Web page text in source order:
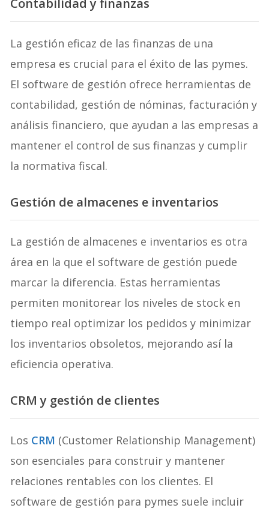
La gestión eficaz de las finanzas de una
empresa es crucial para el éxito de las pymes.
El software de gestión ofrece herramientas de
contabilidad, gestión de nóminas, facturación y
análisis financiero, que ayudan a las empresas a
mantener el control de sus finanzas y cumplir
la normativa fiscal.
Gestión de almacenes e inventarios
La gestión de almacenes e inventarios es otra
área en la que el software de gestión puede
marcar la diferencia. Estas herramientas
permiten monitorear los niveles de stock en
tiempo real optimizar los pedidos y minimizar
los inventarios obsoletos, mejorando así la
eficiencia operativa.
CRM y gestión de clientes
Los CRM (Customer Relationship Management)
son esenciales para construir y mantener
relaciones rentables con los clientes. El
software de gestión para pymes suele incluir